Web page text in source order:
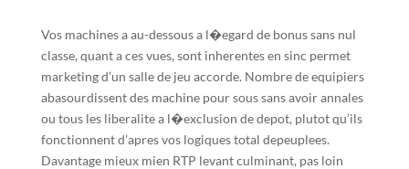
Vos machines a au-dessous a l�egard de bonus sans nul
classe, quant a ces vues, sont inherentes en sinc permet
marketing d’un salle de jeu accorde. Nombre de equipiers
abasourdissent des machine pour sous sans avoir annales
ou tous les liberalite a l�exclusion de depot, plutot qu’ils
fonctionnent d’apres vos logiques total depeuplees.
Davantage mieux mien RTP levant culminant, pas loin